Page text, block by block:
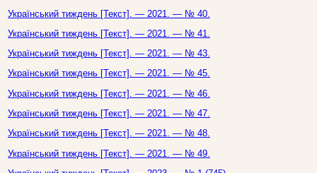
Український тиждень [Текст]. — 2021. — № 40.
Український тиждень [Текст]. — 2021. — № 41.
Український тиждень [Текст]. — 2021. — № 43.
Український тиждень [Текст]. — 2021. — № 45.
Український тиждень [Текст]. — 2021. — № 46.
Український тиждень [Текст]. — 2021. — № 47.
Український тиждень [Текст]. — 2021. — № 48.
Український тиждень [Текст]. — 2021. — № 49.